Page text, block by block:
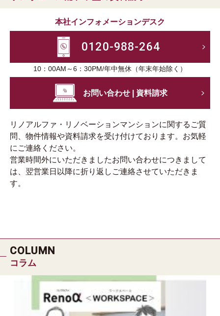
本社インフォメーションデスク
0120-988-264
10：00AM～6：30PM/年中無休（年末年始除く）
お問い合わせ | 資料請求
リノアルファ・リノベーションマンションに関するご質
問、物件情報や資料請求を受け付けております。お気軽
にご連絡ください。
営業時間外にいただきましたお問い合わせにつきまして
は、翌営業日以降に折り返しご連絡させていただきま
す。
COLUMN
コラム